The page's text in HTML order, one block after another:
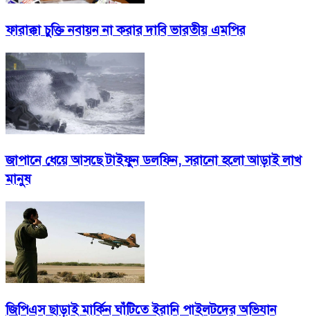
ফারাক্কা চুক্তি নবায়ন না করার দাবি ভারতীয় এমপির
জাপানে ধেয়ে আসছে টাইফুন ডলফিন, সরানো হলো আড়াই লাখ
মানুষ
জিপিএস ছাড়াই মার্কিন ঘাঁটিতে ইরানি পাইলটদের অভিযান